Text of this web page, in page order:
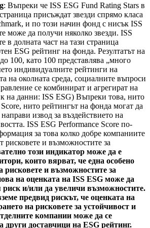
: Въпреки че ISS ESG Fund Rating Stars в
присъждат звезди спрямо класа
и по този начин фонд с нисък ISS
може да получи няколко звезди. ISS
в долната част на тази страница
ESG рейтинг на фонда. Резултатът на
100, като 100 представлява „много
индивидуалните рейтинги на
на околната среда, социалните въпроси
се комбинират и агрегират на
на данни: ISS ESG) Въпреки това, нито
нито рейтингът на фонда могат да
направи извод за въздействието на
ISS ESG Performance Score по-
за това колко добре компаниите
рисковете и възможностите за
този индикатор може да е
които вярват, че една особено
рисковете и възможностите за
на оценката на ISS ESG може да
и/или да увеличи възможностите.
предвид рискът, че оценката на
на рисковете за устойчивост и
компании може да се
други доставчици на ESG рейтинг.